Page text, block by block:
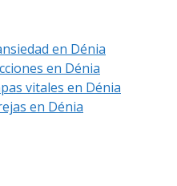
en Dénia
en Dénia
vitales en Dénia
en Dénia